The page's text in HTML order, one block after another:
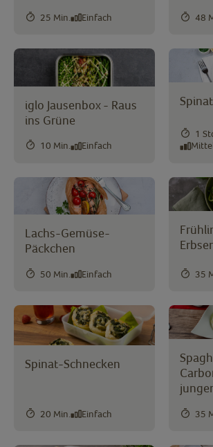
25 Min. Einfach 48
iglo Jausenbox - Raus
ins Grüne
10 Min. Einfach
1
Mittel
Lachs-Gemüse-
Päckchen
50 Min. Einfach 35
Spinat-Schnecken
20 Min. Einfach 35